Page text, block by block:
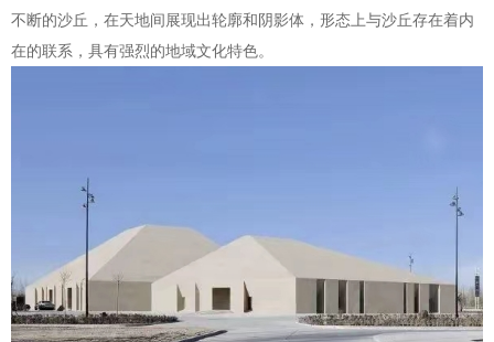
不断的沙丘，在天地间展现出轮廓和阴影体，形态上与沙丘存在着内
在的联系，具有强烈的地域文化特色。